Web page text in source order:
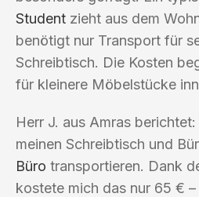
Student zieht aus dem
benötigt nur Transport für
Schreibtisch. Die Kosten
für kleinere Möbelstücke
Herr J. aus Amras
meinen Schreibtisch und
Büro transportieren. Dank
kostete mich das nur 65 €